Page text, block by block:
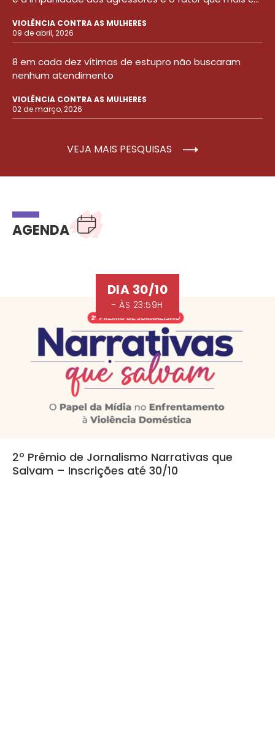
VIOLÊNCIA CONTRA AS MULHERES
09 de abril, 2026
8 em cada dez vítimas de estupro não buscaram
nenhum atendimento
VIOLÊNCIA CONTRA AS MULHERES
02 de março, 2026
VEJA MAIS PESQUISAS
AGENDA
DIA 30/10
- ÀS 23:59H
2º Prêmio de Jornalismo Narrativas que
Salvam – Inscrições até 30/10